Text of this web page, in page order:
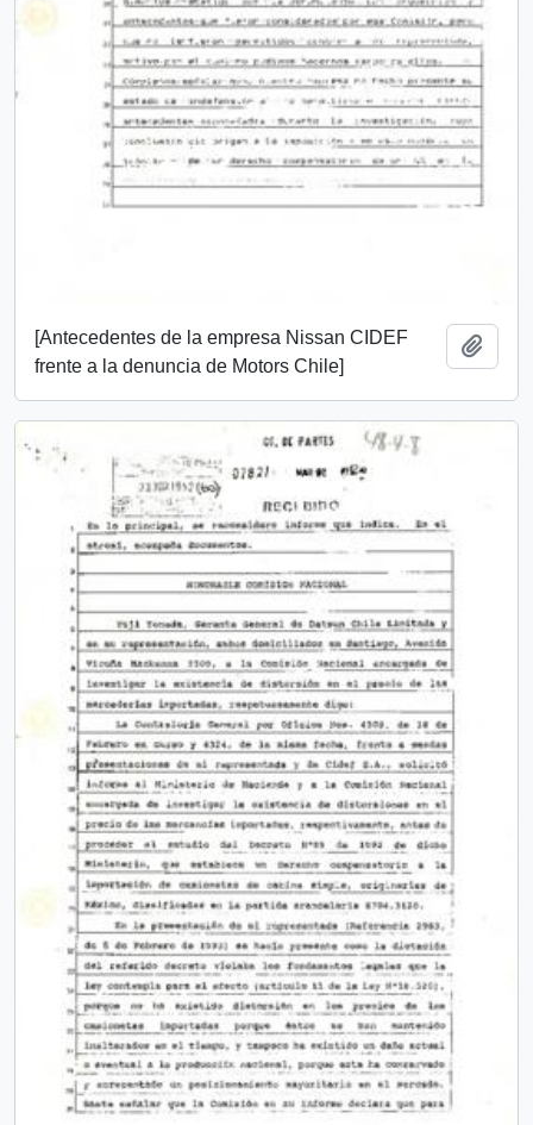
[Antecedentes de la empresa Nissan CIDEF
frente a la denuncia de Motors Chile]